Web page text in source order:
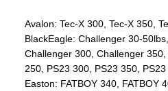
Avalon: Tec-X 300, Tec-X 350,
BlackEagle: Challenger 30-
Challenger 300, Challenger
250, PS23 300, PS23 350,
Easton: FATBOY 340, FATBOY